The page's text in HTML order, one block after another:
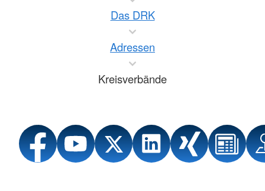
Das DRK
Adressen
Kreisverbände